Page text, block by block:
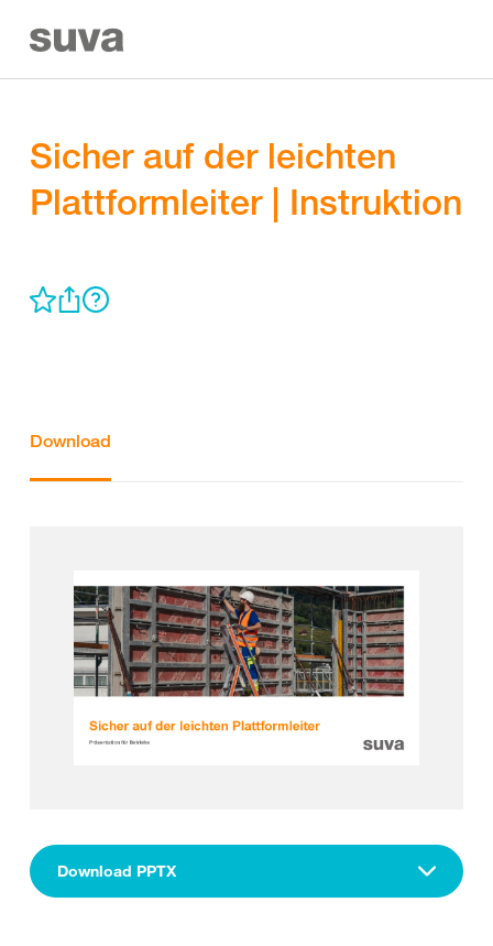
Sicher auf der leichten
Plattformleiter | Instruktion
Download
Download PPTX